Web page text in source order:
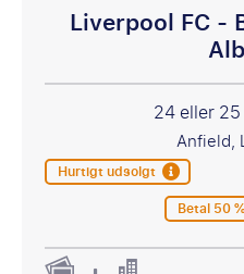
Liverpool FC -
24 eller
Anfield,
Hurtigt udsolgt
Betal 50